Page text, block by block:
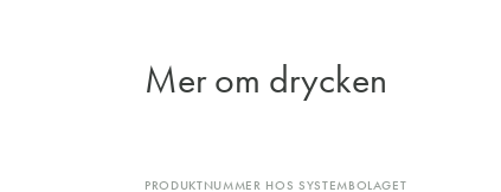
Mer om drycken
PRODUKTNUMMER HOS SYSTEMBOLAGET